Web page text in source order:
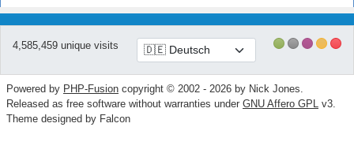
4,585,459 unique visits
Powered by PHP-Fusion copyright © 2002 - 2026 by Nick Jones.
Released as free software without warranties under GNU Affero GPL v3.
Theme designed by Falcon